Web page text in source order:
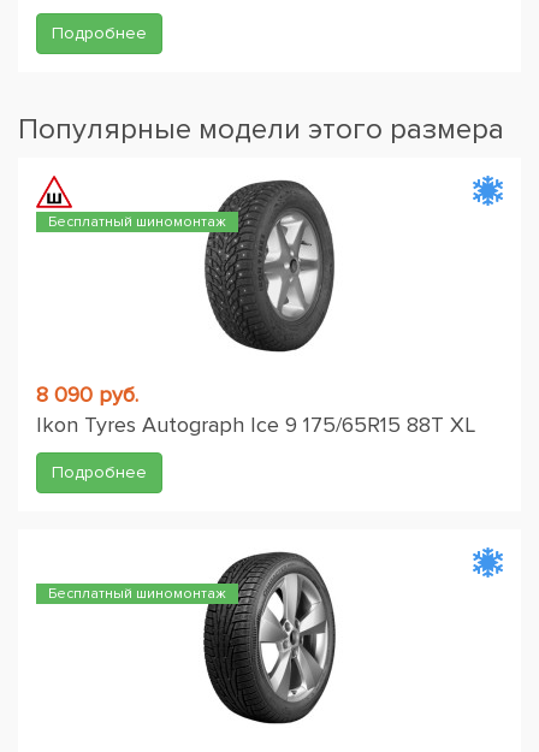
Подробнее
Популярные модели этого размера
Бесплатный шиномонтаж
8 090 руб.
Ikon Tyres Autograph Ice 9 175/65R15 88T XL
Подробнее
Бесплатный шиномонтаж